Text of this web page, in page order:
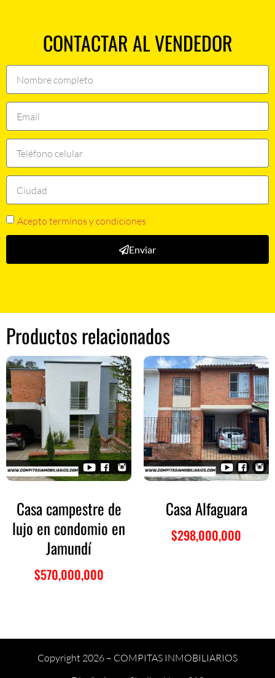
CONTACTAR AL VENDEDOR
Acepto terminos y condiciones
Enviar
Productos relacionados
Casa campestre de
lujo en condomio en
Jamundí
$570,000,000
Casa Alfaguara
$298,000,000
Copyright 2026 – COMPITAS INMOBILIARIOS